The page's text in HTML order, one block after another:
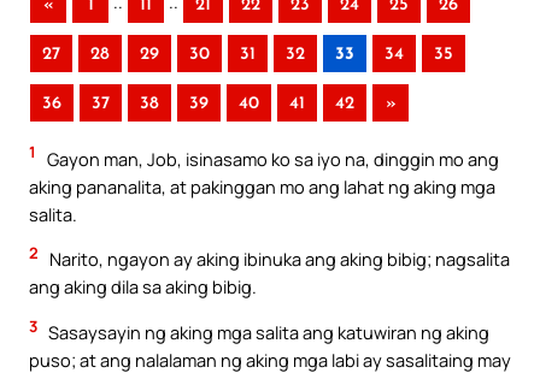
« 1 11 21 22 23 24 25 26
27 28 29 30 31 32 33 34 35
36 37 38 39 40 41 42 »
1
Gayon man, Job, isinasamo ko sa iyo na, dinggin mo ang
aking pananalita, at pakinggan mo ang lahat ng aking mga
salita.
2
Narito, ngayon ay aking ibinuka ang aking bibig; nagsalita
ang aking dila sa aking bibig.
3 Sasaysayin ng aking mga salita ang katuwiran ng aking
puso; at ang nalalaman ng aking mga labi ay sasalitaing may